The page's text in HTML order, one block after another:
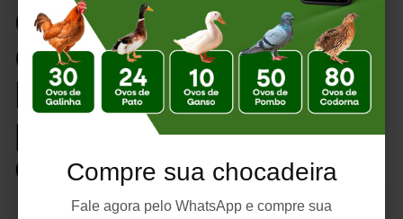
Compre sua chocadeira
Fale agora pelo WhatsApp e compre sua
Como Avaliar a
Qualidade de um Ovo
Fértil: Guia Completo
para Melhorar a Taxa
de Eclosão